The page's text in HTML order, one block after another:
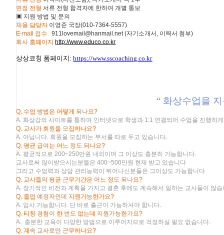
면접 전형 서류 전형 합격자에 한하여 개별 통보
▣ 지원 방법 및 문의
채용 담당자 이영준 국장(010-7364-5557)
E-mail 접수
:911lovemail@hanmail.net (자기소개서, 이력서 첨부)
회사 홈페이지 http://www.educo.co.kr
상상코칭 폼페이지 :https://www.sscoaching.co.kr
“ 화상수업을
Q. 수업 방법은 어떻게 되나요?
A. 화상강의 사이트를 통하여 인터넷으로 학생과 1:1 연결되어 수업을 진행하
Q. 교사가 회원을 모집하나요?
A. 아닙니다. 회원을 모집하는 부서를 따로 두고 있습니다.
Q. 평균 급여는 어느 정도 되나요?
A. 평균적으로 200~250만원 내외이며 그 이상도 충분히 가능합니다.
교사로써 많이받으시는분들은 400~500만원 현재 받고 있습니다
그리고 수업력과 상담 관리능력이 뛰어나신분들은 그이상도 가능합니다
Q. 교사들의 평균 근무기간은 어느 정도 되나요?
A. 장기적인 비전과 계획을 가지고 결혼 후에도 계속해서 일하는 교사들이 많습
Q. 졸업 예정자인데 지원가능한가요?
A. 입사 가능합니다. 단 바로 출근이 가능하셔야 합니다.
Q. 티칭 경험이 한 번도 없는데 지원가능한가요?
A. 충분한 교육이 다양한 방법으로 이루어지므로 걱정하실 필요 없습니다.
Q. 계속 교사로만 근무하나요?